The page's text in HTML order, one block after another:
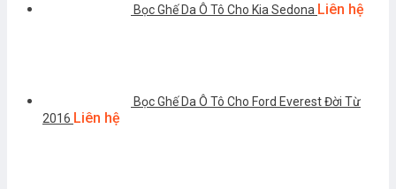
Bọc Ghế Da Ô Tô Cho Kia Sedona Liên hệ
Bọc Ghế Da Ô Tô Cho Ford Everest Đời Từ
2016 Liên hệ